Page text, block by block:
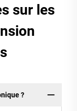
sur les
?